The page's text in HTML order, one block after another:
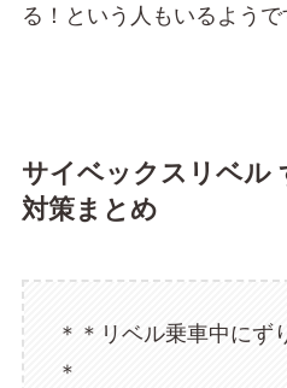
る！という人もいるよう
サイベックスリベル
対策まとめ
＊＊リベル乗車中にず
＊